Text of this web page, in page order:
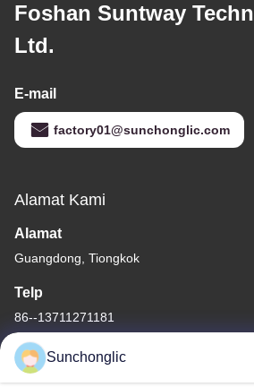
Foshan Suntway
Ltd.
E-mail
factory01@sunchonglic.com
Alamat Kami
Alamat
Guangdong, Tiongkok
Telp
86--13711271181
Sunchonglic